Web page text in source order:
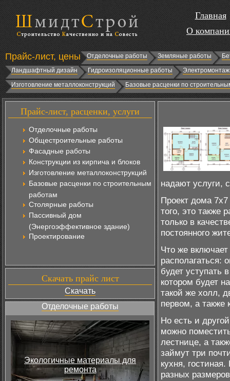
Главная
О
Прайс-лист, цены Отделочные работы Земляные работы
Ландшафтный дизайн
Гидроизоляционные работы
Изготовление металлоконструкций
Базовые расценки по
Прайс-лист, расценки, услуги
Отделочные работы
Общестроительные работы
Фасадные работы
Конструкции из кирпича и блоков
Изготовление металлоконструкций
Базовые расценки по строительным
работам
Столярные работы
Пассивный дом
(Энергоэффективное здание)
Проектирование
Скачать прайс лист
Скачать
Отделочные работы
Экологичные материалы для
ремонта
надают услуги,
Проект дома
того, это также
только в
постоянного
Что же
располагаться:
будет уступать
котором будет
такой же холл,
первом, а также
Но есть и
можно
лестнице, а
займут три
кухня,
разных